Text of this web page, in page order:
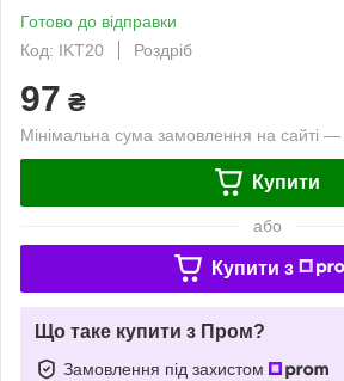
Готово до відправки
Код: IKT20
Роздріб
97 ₴
Мінімальна сума замовлення на сайті
Купити
або
Купити з
Що таке купити з Пром?
Замовлення під захистом